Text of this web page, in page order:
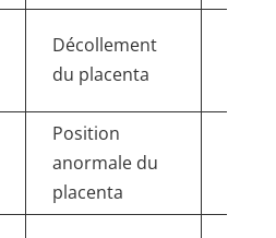
Décollement
du placenta
Position
anormale du
placenta